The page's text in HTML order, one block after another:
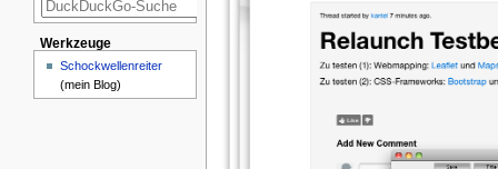
Werkzeuge
Schockwellenreiter
(mein Blog)